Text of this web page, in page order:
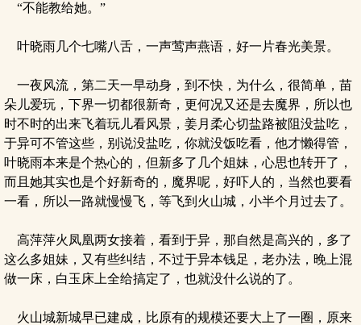
“不能教给她。”
叶晓雨几个七嘴八舌，一声莺声燕语，好一片春光美景。
一夜风流，第二天一早动身，到不快，为什么，很简单，苗
朵儿爱玩，下界一切都很新奇，更何况又还是去魔界，所以也
时不时的出来飞着玩儿看风景，姜月柔心切盐路被阻没盐吃，
于异可不管这些，别说没盐吃，你就没饭吃看，他才懒得管，
叶晓雨本来是个热心的，但新多了几个姐妹，心思也转开了，
而且她其实也是个好新奇的，魔界呢，好吓人的，当然也要看
一看，所以一路就慢慢飞，等飞到火山城，小半个月过去了。
高萍萍火凤凰两女接着，看到于异，那自然是高兴的，多了
这么多姐妹，又有些纠结，不过于异本钱足，老办法，晚上混
做一床，白玉床上全给搞定了，也就没什么说的了。
火山城新城早已建成，比原有的规模还要大上了一圈，原来